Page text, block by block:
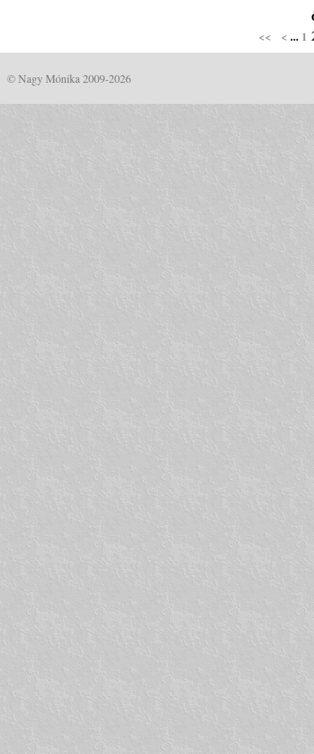
<<
< ... 1
© Nagy Mónika 2009-2026